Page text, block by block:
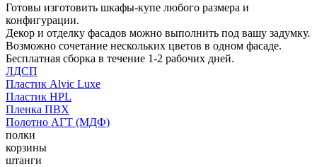
Готовы изготовить шкафы-купе любого размера и
конфигурации.
Декор и отделку фасадов можно выполнить под вашу задумку.
Возможно сочетание нескольких цветов в одном фасаде.
Бесплатная сборка в течение 1-2 рабочих дней.
ЛДСП
Пластик Alvic Luxe
Пластик HPL
Пленка ПВХ
Полотно АГТ (МДФ)
полки
корзины
штанги